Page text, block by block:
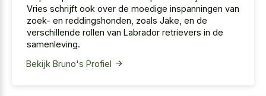
Vries schrijft ook over de moedige inspanningen van
zoek- en reddingshonden, zoals Jake, en de
verschillende rollen van Labrador retrievers in de
samenleving.
Bekijk Bruno's Profiel